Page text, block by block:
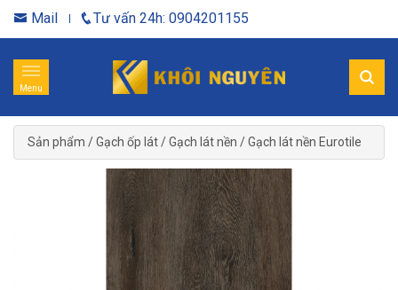
Mail Tư vấn 24h: 0904201155
Menu
Sản phẩm /Gạch ốp lát/Gạch lát nền /Gạch lát nền Eurotile